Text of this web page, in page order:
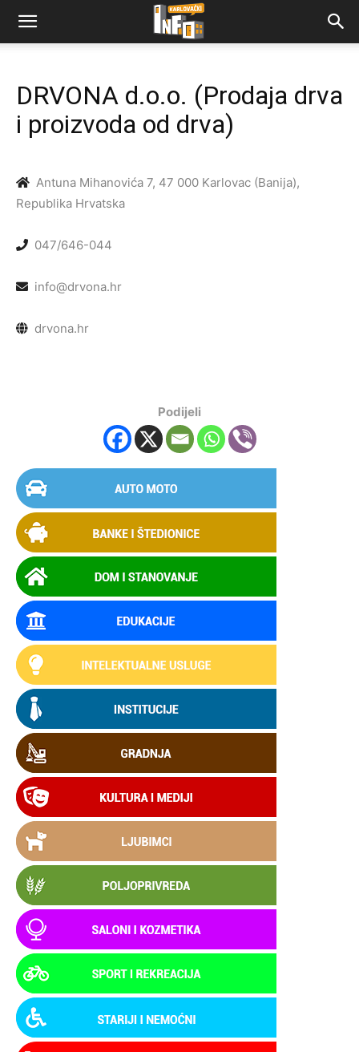
DRVONA d.o.o. (Prodaja drva
i proizvoda od drva)
Antuna Mihanovića 7, 47 000 Karlovac (Banija),
Republika Hrvatska
047/646-044
info@drvona.hr
drvona.hr
Podijeli